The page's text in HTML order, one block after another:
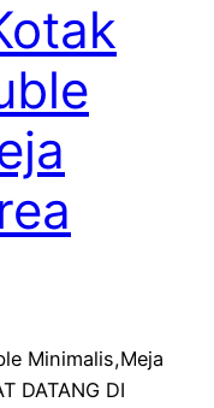
Minimalis,Meja
DATANG DI